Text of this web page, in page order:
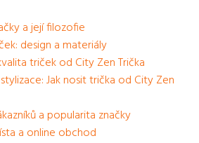
a její filozofie
design a materiály
triček od City Zen Trička
Jak nosit trička od City Zen
a popularita značky
a online obchod